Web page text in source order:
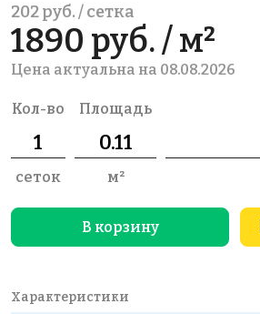
202 руб. / сетка
1890 руб. / м²
Цена актуальна на 08.08.2026
Кол-во
сеток
Площадь
м²
В корзину
Характеристики